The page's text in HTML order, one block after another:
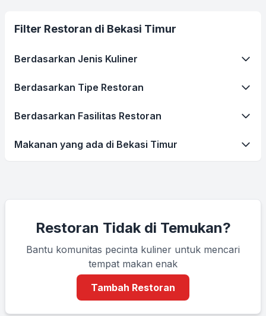
Filter Restoran di Bekasi Timur
Berdasarkan Jenis Kuliner
Berdasarkan Tipe Restoran
Berdasarkan Fasilitas Restoran
Makanan yang ada di Bekasi Timur
Restoran Tidak di Temukan?
Bantu komunitas pecinta kuliner untuk mencari
tempat makan enak
Tambah Restoran